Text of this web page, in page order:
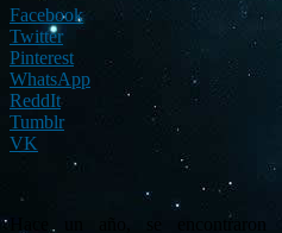
Facebook
Twitter
Pinterest
WhatsApp
ReddIt
Tumblr
VK
Hace un año, se